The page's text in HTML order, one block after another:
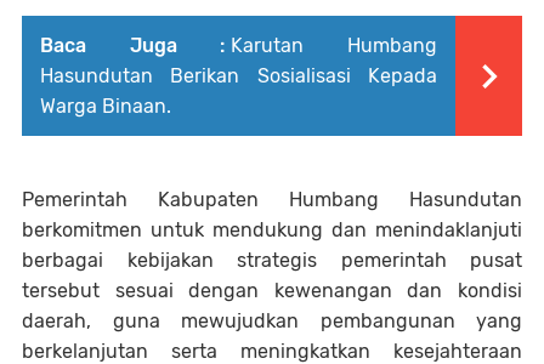
Baca Juga : Karutan Humbang
Hasundutan Berikan Sosialisasi Kepada
Warga Binaan.
Pemerintah Kabupaten Humbang Hasundutan
berkomitmen untuk mendukung dan menindaklanjuti
berbagai kebijakan strategis pemerintah pusat
tersebut sesuai dengan kewenangan dan kondisi
daerah, guna mewujudkan pembangunan yang
berkelanjutan serta meningkatkan kesejahteraan